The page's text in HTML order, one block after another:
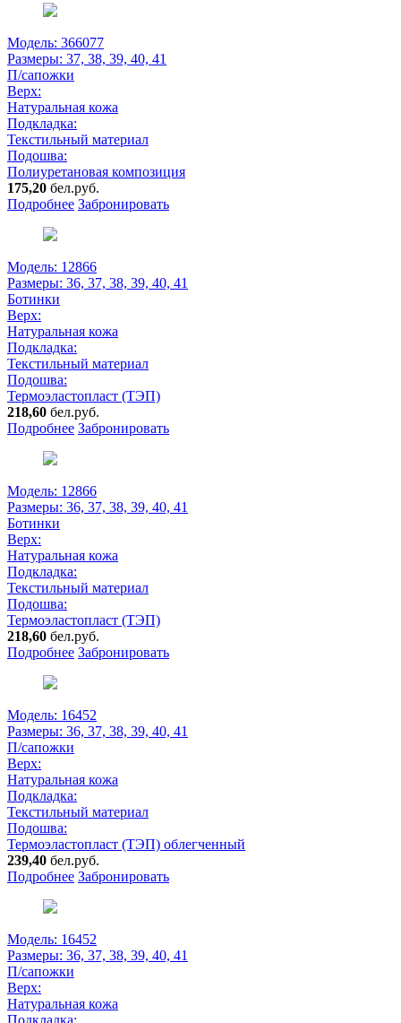
Модель: 366077
Размеры: 37, 38, 39, 40, 41
П/сапожки
Верх:
Натуральная кожа
Подкладка:
Текстильный материал
Подошва:
Полиуретановая композиция
175,20 бел.руб.
Подробнее Забронировать
Модель: 12866
Размеры: 36, 37, 38, 39, 40, 41
Ботинки
Верх:
Натуральная кожа
Подкладка:
Текстильный материал
Подошва:
Термоэластопласт (ТЭП)
218,60 бел.руб.
Подробнее Забронировать
Модель: 12866
Размеры: 36, 37, 38, 39, 40, 41
Ботинки
Верх:
Натуральная кожа
Подкладка:
Текстильный материал
Подошва:
Термоэластопласт (ТЭП)
218,60 бел.руб.
Подробнее Забронировать
Модель: 16452
Размеры: 36, 37, 38, 39, 40, 41
П/сапожки
Верх:
Натуральная кожа
Подкладка:
Текстильный материал
Подошва:
Термоэластопласт (ТЭП) облегченный
239,40 бел.руб.
Подробнее Забронировать
Модель: 16452
Размеры: 36, 37, 38, 39, 40, 41
П/сапожки
Верх:
Натуральная кожа